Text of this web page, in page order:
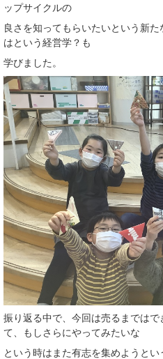
ップサイクルの
良さを知ってもらいたいという新
はという経営学？も
学びました。
振り返る中で、今回は売るまでは
て、もしさらにやってみたいな
という時はまた有志を集めようとい